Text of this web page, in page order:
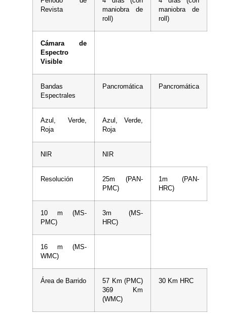
Revista
maniobra de
roll)
maniobra de
roll)
Cámara de
Espectro
Visible
Bandas
Espectrales
Pancromática Pancromática
Azul, Verde,
Roja
Azul, Verde,
Roja
NIR NIR
Resolución
25m (PAN-
PMC)
1m (PAN-
HRC)
10 m (MS-
PMC)
3m (MS-
HRC)
16 m (MS-
WMC)
Área de Barrido
57 Km (PMC)
369 Km
(WMC)
30 Km HRC